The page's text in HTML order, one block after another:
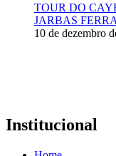
TOUR DO
JARBAS
10 de dezembro
Institucional